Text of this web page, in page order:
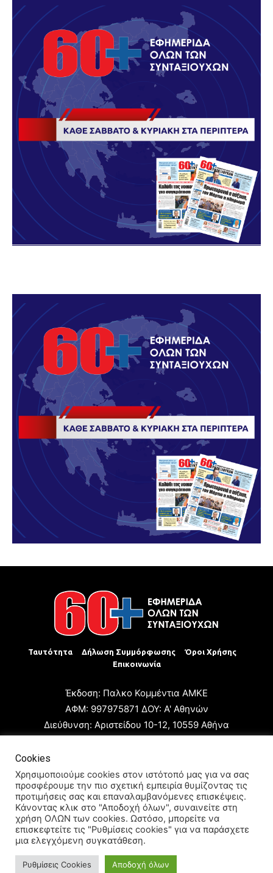
Ταυτότητα Δήλωση Συμμόρφωσης
Όροι Χρήσης
Επικοινωνία
Έκδοση: Παλκο Κομμέντια ΑΜΚΕ
ΑΦΜ: 997975871 ΔΟΥ: Α' Αθηνών
Διεύθυνση: Αριστείδου 10-12, 10559 Αθήνα
Ιδιοκτήτης: Παλκο Κομμέντια ΑΜΚΕ
Διευθυντής: Ιωάννης Παπαγεωργίου
Διευθυντής Σύνταξης: Μαρία Καραολάνη
Διαχειριστής και Δικαιούχος ονόματος τομέα: Ιωάννης
Παπαγεωργίου
Cookies
Χρησιμοποιούμε cookies στον ιστότοπό μας για να σας
προσφέρουμε την πιο σχετική εμπειρία θυμίζοντας τις
προτιμήσεις σας και επαναλαμβανόμενες επισκέψεις.
Κάνοντας κλικ στο "Αποδοχή όλων", συναινείτε στη
χρήση ΟΛΩΝ των cookies. Ωστόσο, μπορείτε να
επισκεφτείτε τις "Ρυθμίσεις cookies" για να παράσχετε
μια ελεγχόμενη συγκατάθεση.
Ρυθμίσεις Cookies Αποδοχή όλων